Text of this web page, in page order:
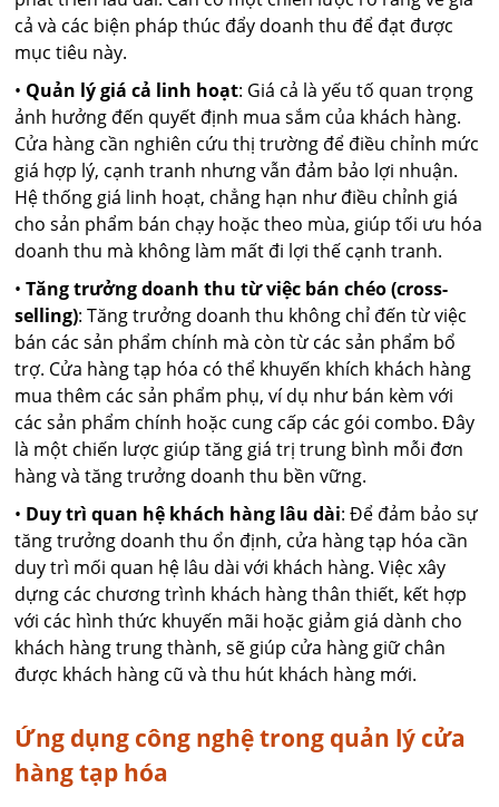
cả và các biện pháp thúc đẩy doanh thu để đạt được
mục tiêu này.
• Quản lý giá cả linh hoạt: Giá cả là yếu tố quan trọng
ảnh hưởng đến quyết định mua sắm của khách hàng.
Cửa hàng cần nghiên cứu thị trường để điều chỉnh mức
giá hợp lý, cạnh tranh nhưng vẫn đảm bảo lợi nhuận.
Hệ thống giá linh hoạt, chẳng hạn như điều chỉnh giá
cho sản phẩm bán chạy hoặc theo mùa, giúp tối ưu hóa
doanh thu mà không làm mất đi lợi thế cạnh tranh.
•Tăng trưởng doanh thu từ việc bán chéo (cross-
selling): Tăng trưởng doanh thu không chỉ đến từ việc
bán các sản phẩm chính mà còn từ các sản phẩm bổ
trợ. Cửa hàng tạp hóa có thể khuyến khích khách hàng
mua thêm các sản phẩm phụ, ví dụ như bán kèm với
các sản phẩm chính hoặc cung cấp các gói combo. Đây
là một chiến lược giúp tăng giá trị trung bình mỗi đơn
hàng và tăng trưởng doanh thu bền vững.
• Duy trì quan hệ khách hàng lâu dài: Để đảm bảo sự
tăng trưởng doanh thu ổn định, cửa hàng tạp hóa cần
duy trì mối quan hệ lâu dài với khách hàng. Việc xây
dựng các chương trình khách hàng thân thiết, kết hợp
với các hình thức khuyến mãi hoặc giảm giá dành cho
khách hàng trung thành, sẽ giúp cửa hàng giữ chân
được khách hàng cũ và thu hút khách hàng mới.
Ứng dụng công nghệ trong quản lý cửa
hàng tạp hóa